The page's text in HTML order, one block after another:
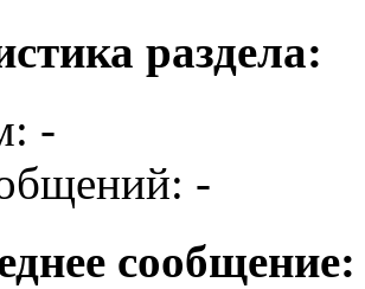
раздела:
-
-
сообщение: